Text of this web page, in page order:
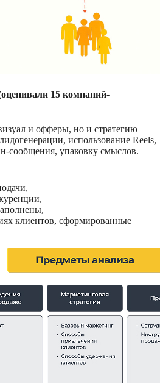
15 компаний-
и офферы, но и стратегию
использование Reels,
сообщения, упаковку смыслов.
клиентов, сформированные